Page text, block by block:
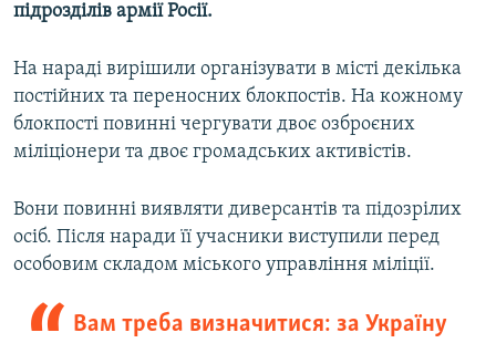
Усі сайти RFE/RL
підрозділів армії Росії.
На нараді вирішили організувати в місті декілька
постійних та переносних блокпостів. На кожному
блокпості повинні чергувати двоє озброєних
міліціонери та двоє громадських активістів.
Вони повинні виявляти диверсантів та підозрілих
осіб. Після наради її учасники виступили перед
особовим складом міського управління міліції.
Вам треба визначитися: за Україну